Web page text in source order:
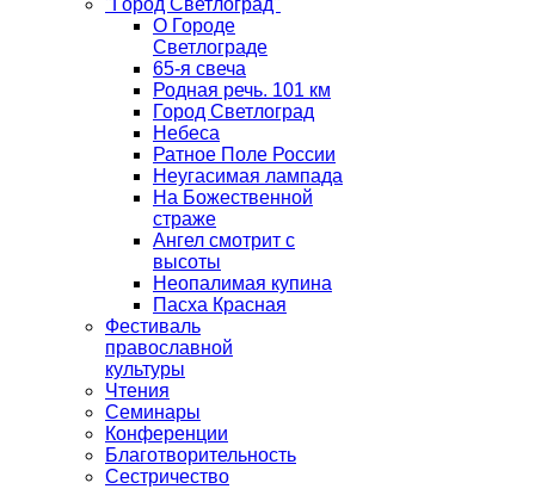
"Город Светлоград"
О Городе
Светлограде
65-я свеча
Родная речь. 101 км
Город Светлоград
Небеса
Ратное Поле России
Неугасимая лампада
На Божественной
страже
Ангел смотрит с
высоты
Неопалимая купина
Пасха Красная
Фестиваль
православной
культуры
Чтения
Семинары
Конференции
Благотворительность
Сестричество